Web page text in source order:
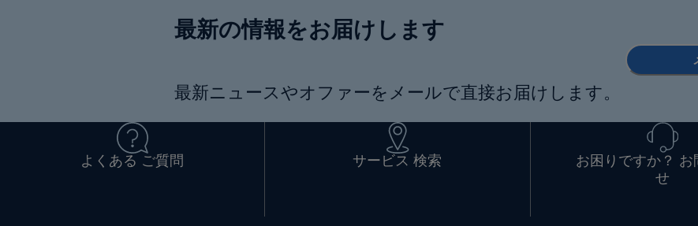
最新の情報をお届けします
最新ニュースやオファーをメールで直接お届けします。
よくある ご質問 サービス 検索
お困りですか？ お
せ